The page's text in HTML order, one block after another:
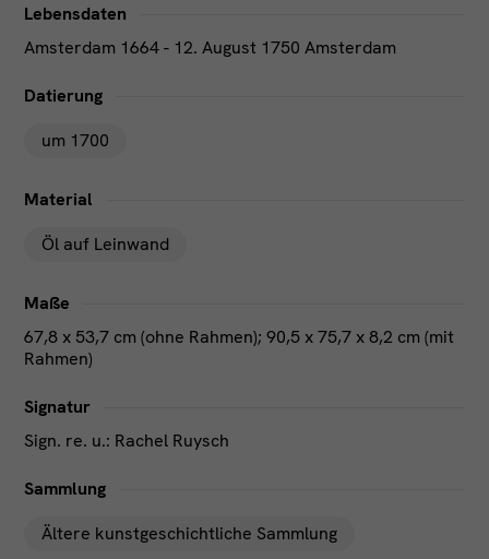
Lebensdaten
Amsterdam 1664 - 12. August 1750 Amsterdam
Datierung
um 1700
Material
Öl auf Leinwand
Maße
67,8 x 53,7 cm (ohne Rahmen); 90,5 x 75,7 x 8,2 cm (mit
Rahmen)
Signatur
Sign. re. u.: Rachel Ruysch
Sammlung
Ältere kunstgeschichtliche Sammlung